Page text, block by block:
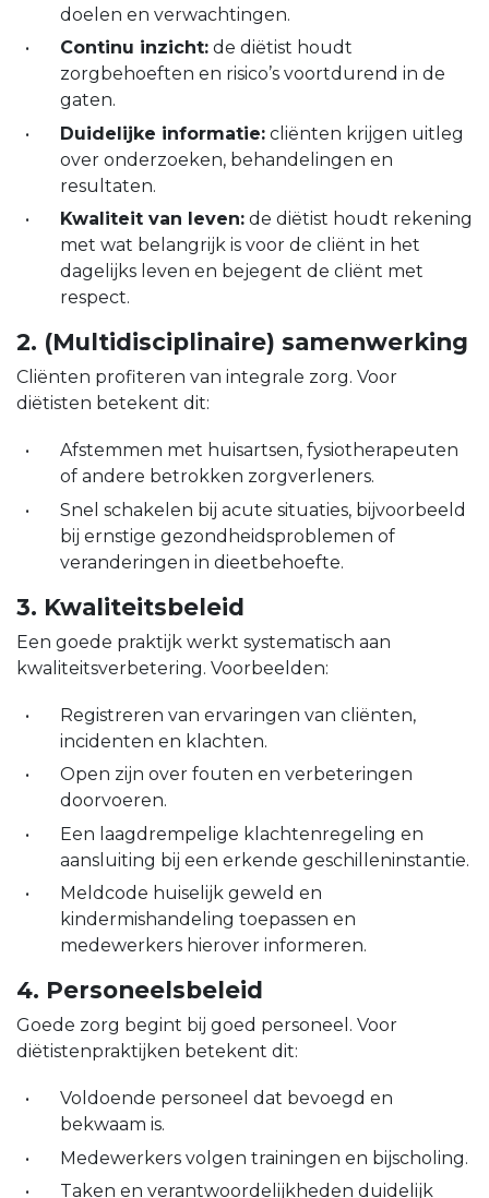
doelen en verwachtingen.
Continu inzicht: de diëtist houdt
zorgbehoeften en risico’s voortdurend in de
gaten.
Duidelijke informatie: cliënten krijgen uitleg
over onderzoeken, behandelingen en
resultaten.
Kwaliteit van leven: de diëtist houdt rekening
met wat belangrijk is voor de cliënt in het
dagelijks leven en bejegent de cliënt met
respect.
2. (Multidisciplinaire) samenwerking
Cliënten profiteren van integrale zorg. Voor
diëtisten betekent dit:
Afstemmen met huisartsen, fysiotherapeuten
of andere betrokken zorgverleners.
Snel schakelen bij acute situaties, bijvoorbeeld
bij ernstige gezondheidsproblemen of
veranderingen in dieetbehoefte.
3. Kwaliteitsbeleid
Een goede praktijk werkt systematisch aan
kwaliteitsverbetering. Voorbeelden:
Registreren van ervaringen van cliënten,
incidenten en klachten.
Open zijn over fouten en verbeteringen
doorvoeren.
Een laagdrempelige klachtenregeling en
aansluiting bij een erkende geschilleninstantie.
Meldcode huiselijk geweld en
kindermishandeling toepassen en
medewerkers hierover informeren.
4. Personeelsbeleid
Goede zorg begint bij goed personeel. Voor
diëtistenpraktijken betekent dit:
Voldoende personeel dat bevoegd en
bekwaam is.
Medewerkers volgen trainingen en bijscholing.
Taken en verantwoordelijkheden duidelijk